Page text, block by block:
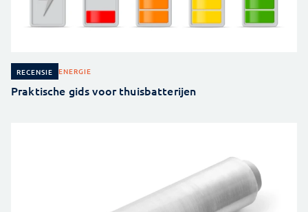
RECENSIE ENERGIE
Praktische gids voor thuisbatterijen